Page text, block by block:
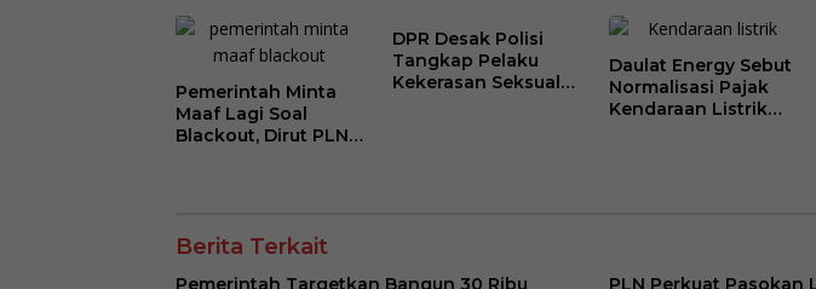
Perempuan Adat
Pemerintah Minta
Maaf Lagi Soal
Blackout, Dirut PLN
DPR Desak Polisi
Tangkap Pelaku
Kekerasan Seksual
Daulat Energy Sebut
Normalisasi Pajak
Kendaraan Listrik
Berita Terkait
Pemerintah Targetkan Bangun 30 Ribu PLN Perkuat Pasokan